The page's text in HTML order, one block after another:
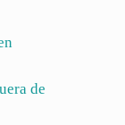
de